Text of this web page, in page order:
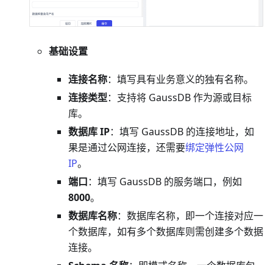
基础设置
连接名称：填写具有业务意义的独有名称。
连接类型：支持将 GaussDB 作为源或目标
库。
数据库 IP：填写 GaussDB 的连接地址，如
果是通过公网连接，还需要绑定弹性公网
IP。
端口：填写 GaussDB 的服务端口，例如
8000。
数据库名称：数据库名称，即一个连接对应一
个数据库，如有多个数据库则需创建多个数据
连接。